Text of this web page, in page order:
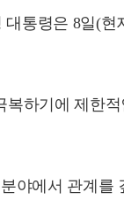
통령은 8일(현
하기에 제한
야에서 관계를